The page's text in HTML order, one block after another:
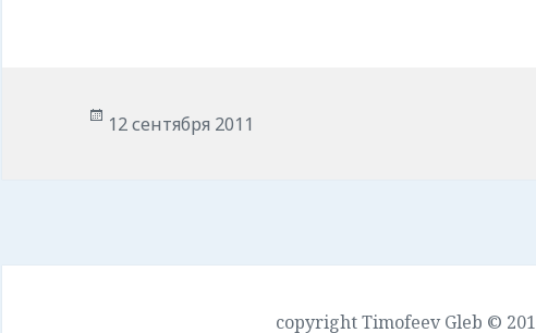
Опубликовано
12 сентября 2011
copyright Timofeev Gleb ©